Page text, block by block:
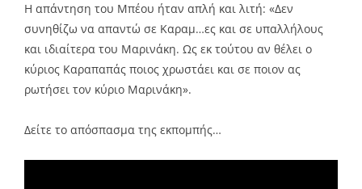
Η απάντηση του Μπέου ήταν απλή και λιτή: «Δεν
συνηθίζω να απαντώ σε Καραμ…ες και σε υπαλλήλους
και ιδιαίτερα του Μαρινάκη. Ως εκ τούτου αν θέλει ο
κύριος Καραπαπάς ποιος χρωστάει και σε ποιον ας
ρωτήσει τον κύριο Μαρινάκη».
Δείτε το απόσπασμα της εκπομπής…